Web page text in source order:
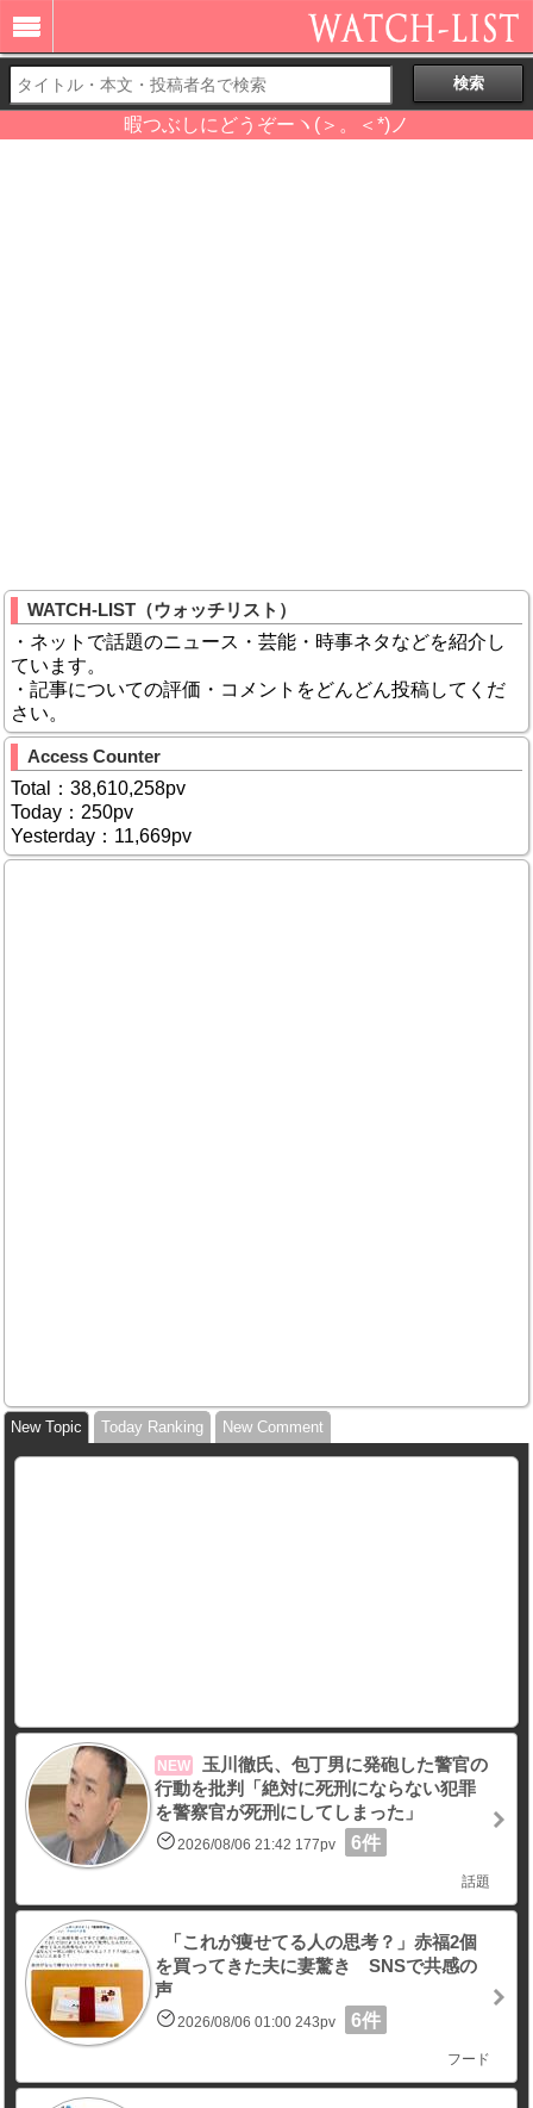
暇つぶしにどうぞーヽ(＞。＜*)ノ
WATCH-LIST（ウォッチリスト）
・ネットで話題のニュース・芸能・時事ネタなどを紹介し
ています。
・記事についての評価・コメントをどんどん投稿してくだ
さい。
Access Counter
Total：38,610,258pv
Today：250pv
Yesterday：11,669pv
New Topic Today Ranking New Comment
NEW
玉川徹氏、包丁男に発砲した警官の
行動を批判「絶対に死刑にならない犯罪
を警察官が死刑にしてしまった」
2026/08/06 21:42 177pv 6件
話題
「これが痩せてる人の思考？」赤福2個
を買ってきた夫に妻驚き SNSで共感の
声
2026/08/06 01:00 243pv 6件
フード